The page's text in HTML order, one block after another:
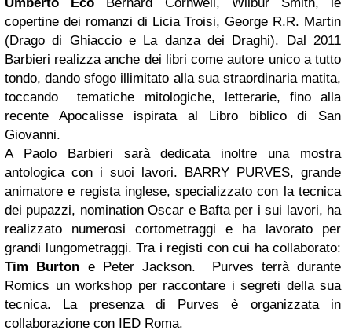
copertine dei romanzi di Licia Troisi, George R.R. Martin
(Drago di Ghiaccio e La danza dei Draghi). Dal 2011
Barbieri realizza anche dei libri come autore unico a tutto
tondo, dando sfogo illimitato alla sua straordinaria matita,
toccando tematiche mitologiche, letterarie, fino alla
recente Apocalisse ispirata al Libro biblico di San
Giovanni.
A Paolo Barbieri sarà dedicata inoltre una mostra
antologica con i suoi lavori. BARRY PURVES, grande
animatore e regista inglese, specializzato con la tecnica
dei pupazzi, nomination Oscar e Bafta per i sui lavori, ha
realizzato numerosi cortometraggi e ha lavorato per
grandi lungometraggi. Tra i registi con cui ha collaborato:
Tim Burton e Peter Jackson. Purves terrà durante
Romics un workshop per raccontare i segreti della sua
tecnica. La presenza di Purves è organizzata in
collaborazione con IED Roma.